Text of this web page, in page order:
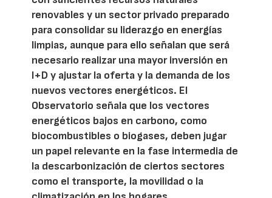
renovables y un sector privado preparado
para consolidar su liderazgo en energías
limpias, aunque para ello señalan que será
necesario realizar una mayor inversión en
I+D y ajustar la oferta y la demanda de los
nuevos vectores energéticos. El
Observatorio señala que los vectores
energéticos bajos en carbono, como
biocombustibles o biogases, deben jugar
un papel relevante en la fase intermedia de
la descarbonización de ciertos sectores
como el transporte, la movilidad o la